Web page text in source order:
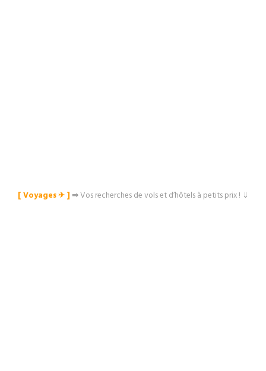
[ Voyages ✈︎ ]⇒Vos recherches de vols et d’hôtels à petits prix ! ⇓